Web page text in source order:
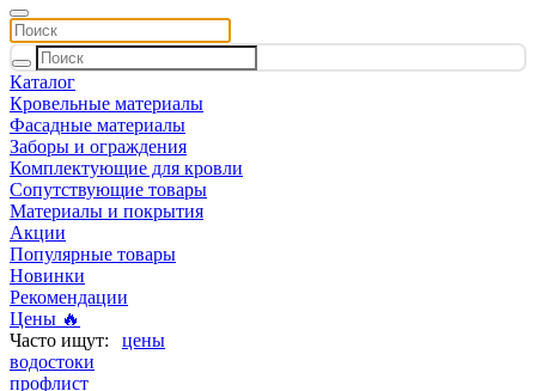
Каталог
Кровельные материалы
Фасадные материалы
Заборы и ограждения
Комплектующие для кровли
Сопутствующие товары
Материалы и покрытия
Акции
Популярные товары
Новинки
Рекомендации
Цены 🔥
цены
водостоки
профлист